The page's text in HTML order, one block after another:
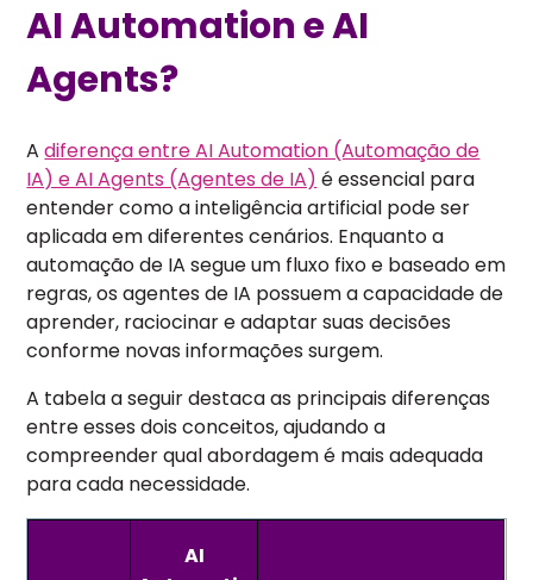
AI Automation e AI
Agents?
Adiferença entre AI Automation (Automação de
IA) e AI Agents (Agentes de IA) é essencial para
entender como a inteligência artificial pode ser
aplicada em diferentes cenários. Enquanto a
automação de IA segue um fluxo fixo e baseado em
regras, os agentes de IA possuem a capacidade de
aprender, raciocinar e adaptar suas decisões
conforme novas informações surgem.
A tabela a seguir destaca as principais diferenças
entre esses dois conceitos, ajudando a
compreender qual abordagem é mais adequada
para cada necessidade.
AI